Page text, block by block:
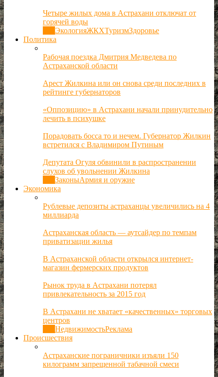
Четыре жилых дома в Астрахани отключат от
горячей воды
ЭкологияЖКХТуризмЗдоровье
Политика
Рабочая поездка Дмитрия Медведева по
Астраханской области
Арест Жилкина или он снова среди последних в
рейтинге губернаторов
«Оппозицию» в Астрахани начали принудительно
лечить в психушке
Порадовать босса то и нечем. Губернатор Жилкин
встретился с Владимиром Путиным
Депутата Огуля обвинили в распространении
слухов об увольнении Жилкина
ЗаконыАрмия и оружие
Экономика
Рублевые депозиты астраханцы увеличились на 4
миллиарда
Астраханская область — аутсайдер по темпам
приватизации жилья
В Астраханской области открылся интернет-
магазин фермерских продуктов
Рынок труда в Астрахани потерял
привлекательность за 2015 год
В Астрахани не хватает «качественных» торговых
центров
НедвижимостьРеклама
Происшествия
Астраханские пограничники изъяли 150
килограмм запрещенной табачной смеси